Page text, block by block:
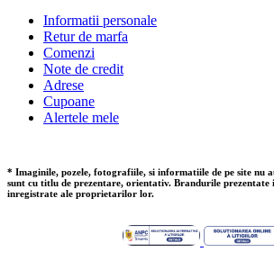
Informatii personale
Retur de marfa
Comenzi
Note de credit
Adrese
Cupoane
Alertele mele
* Imaginile, pozele, fotografiile, si informatiile de pe site nu
sunt cu titlu de prezentare, orientativ. Brandurile prezentate
inregistrate ale proprietarilor lor.